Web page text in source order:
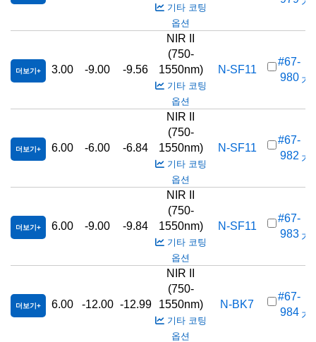
기타 코팅
옵션
더보기 3.00 -9.00 -9.56
NIR II
(750-
1550nm)
기타 코팅
옵션
N-SF11
#67-
980 가
더보기 6.00 -6.00 -6.84
NIR II
(750-
1550nm)
기타 코팅
옵션
N-SF11
#67-
982 가
더보기 6.00 -9.00 -9.84
NIR II
(750-
1550nm)
기타 코팅
옵션
N-SF11
#67-
983 가
더보기 6.00 -12.00 -12.99
NIR II
(750-
1550nm)
기타 코팅
옵션
N-BK7
#67-
984 가